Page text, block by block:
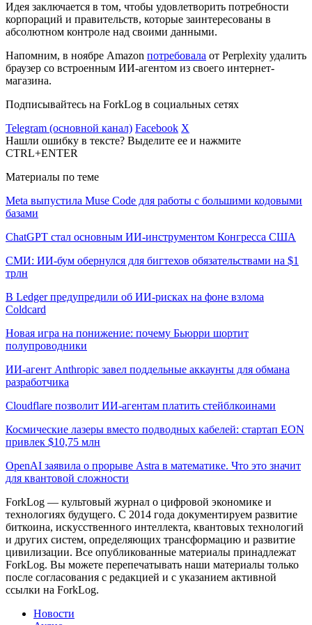
Идея заключается в том, чтобы удовлетворить потребности
корпораций и правительств, которые заинтересованы в
абсолютном контроле над своими данными.
Напомним, в ноябре Amazon потребовала от Perplexity удалить
браузер со встроенным ИИ-агентом из своего интернет-
магазина.
Подписывайтесь на ForkLog в социальных сетях
Telegram (основной канал) Facebook X
Нашли ошибку в тексте? Выделите ее и нажмите
CTRL+ENTER
Материалы по теме
Meta выпустила Muse Code для работы с большими кодовыми
базами
ChatGPT стал основным ИИ-инструментом Конгресса США
СМИ: ИИ-бум обернулся для бигтехов обязательствами на $1
трлн
В Ledger предупредили об ИИ-рисках на фоне взлома
Coldcard
Новая игра на понижение: почему Бьюрри шортит
полупроводники
ИИ-агент Anthropic завел поддельные аккаунты для обмана
разработчика
Cloudflare позволит ИИ-агентам платить стейблкоинами
Космические лазеры вместо подводных кабелей: стартап EON
привлек $10,75 млн
OpenAI заявила о прорыве Astra в математике. Что это значит
для квантовой сложности
ForkLog — культовый журнал о цифровой экономике и
технологиях будущего. С 2014 года документируем развитие
биткоина, искусственного интеллекта, квантовых технологий
и других систем, определяющих трансформацию и развитие
цивилизации. Все опубликованные материалы принадлежат
ForkLog. Вы можете перепечатывать наши материалы только
после согласования с редакцией и с указанием активной
ссылки на ForkLog.
Новости